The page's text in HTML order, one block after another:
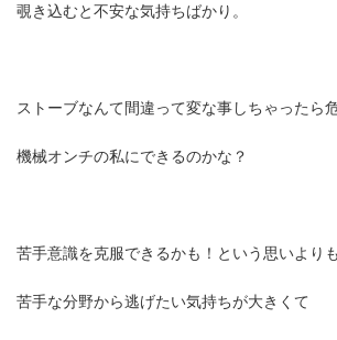
覗き込むと不安な気持ちばかり。
ストーブなんて間違って変な事しちゃったら
機械オンチの私にできるのかな？
苦手意識を克服できるかも！という思いよりも
苦手な分野から逃げたい気持ちが大きくて